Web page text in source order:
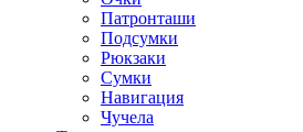
Патронташи
Подсумки
Рюкзаки
Сумки
Навигация
Чучела